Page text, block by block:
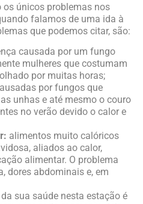
os únicos problemas nos
falamos de uma ida à
que podemos citar, são:
causada por um fungo
mulheres que costumam
por muitas horas;
por fungos que
unhas e até mesmo o couro
no verão devido o calor e
alimentos muito calóricos
aliados ao calor,
alimentar. O problema
dores abdominais e, em
sua saúde nesta estação é